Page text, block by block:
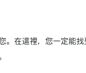
。在這裡，您一定能